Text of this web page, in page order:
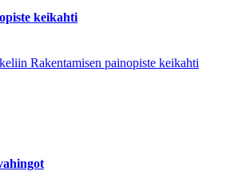
keikahti
Rakentamisen painopiste keikahti